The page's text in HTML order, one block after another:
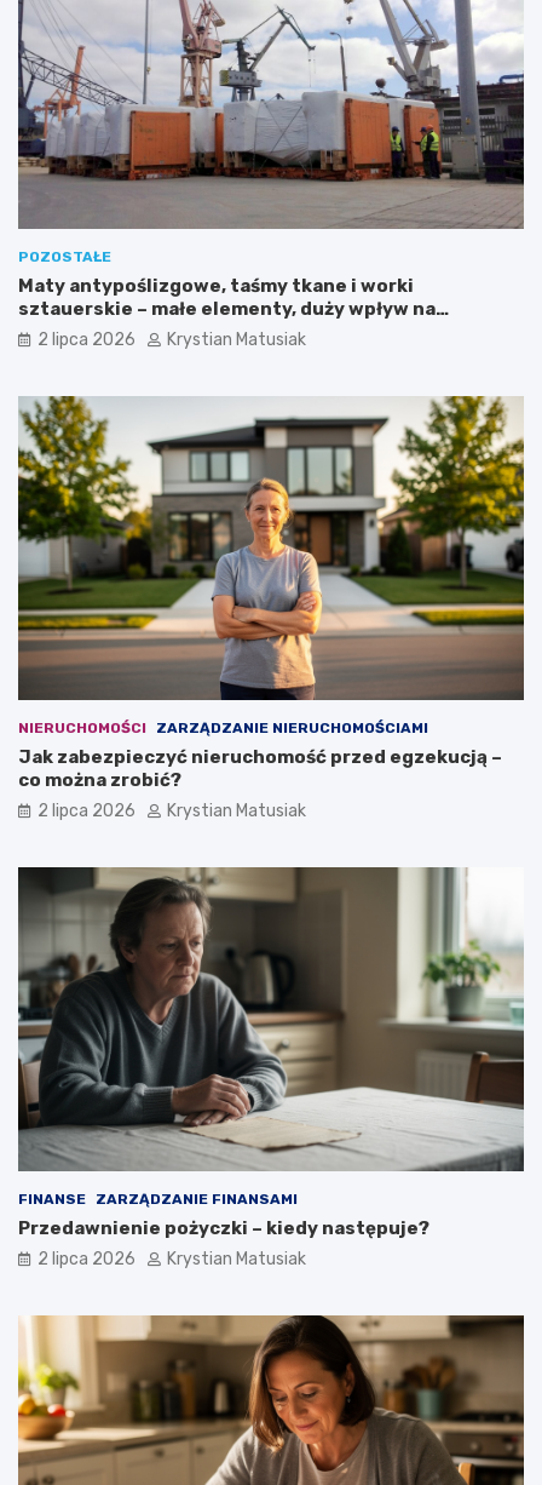
POZOSTAŁE
Maty antypoślizgowe, taśmy tkane i worki
sztauerskie – małe elementy, duży wpływ na
bezpieczeństwo ładunku
2 lipca 2026 Krystian Matusiak
NIERUCHOMOŚCI ZARZĄDZANIE NIERUCHOMOŚCIAMI
Jak zabezpieczyć nieruchomość przed egzekucją –
co można zrobić?
2 lipca 2026 Krystian Matusiak
FINANSE ZARZĄDZANIE FINANSAMI
Przedawnienie pożyczki – kiedy następuje?
2 lipca 2026 Krystian Matusiak